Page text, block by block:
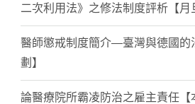
二次利用法》之修法制度評析【月
醫師懲戒制度簡介—臺灣與德國的
劃】
論醫療院所霸凌防治之雇主責任【